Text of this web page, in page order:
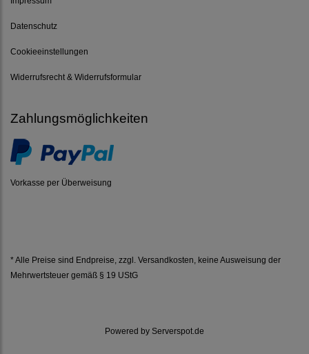
Datenschutz
Cookieeinstellungen
Widerrufsrecht & Widerrufsformular
Zahlungsmöglichkeiten
Vorkasse per Überweisung
* Alle Preise sind Endpreise, zzgl. Versandkosten , keine Ausweisung der
Mehrwertsteuer gemäß § 19 UStG
Powered by Serverspot.de